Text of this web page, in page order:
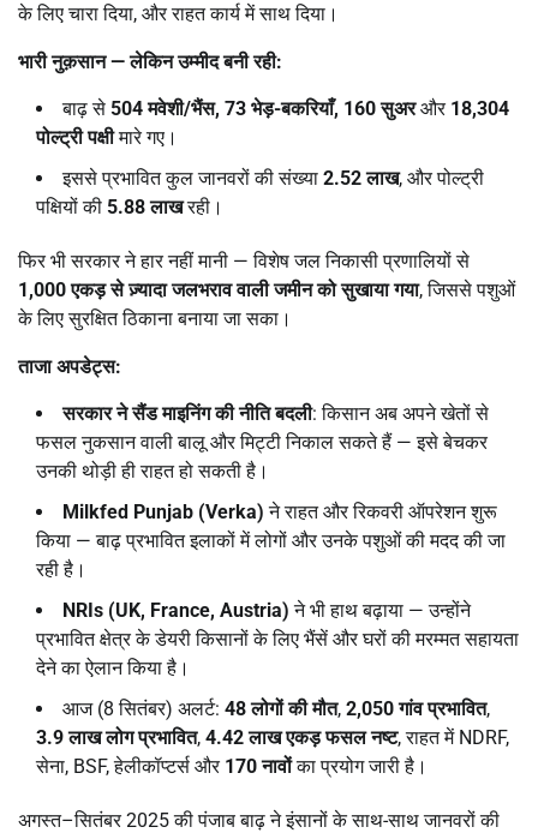
के लिए चारा दिया, और राहत कार्य में साथ दिया।
भारी नुक़सान—लेकिन उम्मीद बनी रही:
बाढ़ से 504मवेशी/भैंस, 73 भेड़-बकरियाँ, 160सुअरऔर 18,304
पोल्ट्री पक्षीमारे गए।
इससे प्रभावित कुल जानवरों की संख्या 2.52लाख, और पोल्ट्री
पक्षियों की 5.88लाखरही।
फिर भी सरकार ने हार नहीं मानी — विशेष जल निकासी प्रणालियों से
1,000एकड़ से ज़्यादा जलभराव वाली जमीन को सुखाया गया, जिससे पशुओं
के लिए सुरक्षित ठिकाना बनाया जा सका।
ताजा अपडेट्स:
सरकार ने सैंड माइनिंग की नीति बदली: किसान अब अपने खेतों से
फसल नुकसान वाली बालू और मिट्टी निकाल सकते हैं — इसे बेचकर
उनकी थोड़ी ही राहत हो सकती है।
Milkfed Punjab (Verka) ने राहत और रिकवरी ऑपरेशन शुरू
किया — बाढ़ प्रभावित इलाकों में लोगों और उनके पशुओं की मदद की जा
रही है।
NRIs (UK, France, Austria) ने भी हाथ बढ़ाया — उन्होंने
प्रभावित क्षेत्र के डेयरी किसानों के लिए भैंसें और घरों की मरम्मत सहायता
देने का ऐलान किया है।
आज (8 सितंबर) अलर्ट: 48लोगों की मौत, 2,050गांव प्रभावित,
3.9लाख लोग प्रभावित, 4.42लाख एकड़ फसल नष्ट, राहत में NDRF,
सेना, BSF, हेलीकॉप्टर्स और 170नावोंका प्रयोग जारी है।
अगस्त–सितंबर 2025 की पंजाब बाढ़ ने इंसानों के साथ-साथ जानवरों की